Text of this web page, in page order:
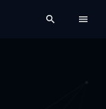
search menu